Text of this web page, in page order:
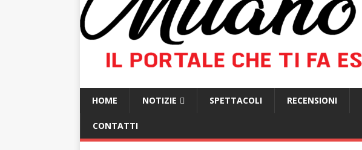
HOME NOTIZIE SPETTACOLI RECENSIONI
CONTATTI